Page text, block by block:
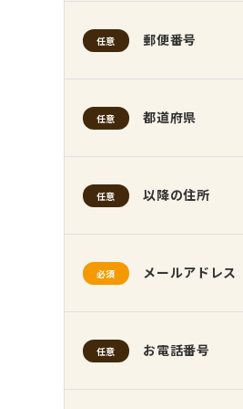
任意 郵便番号
任意 都道府県
任意 以降の住所
必須 メールアドレス
任意 お電話番号